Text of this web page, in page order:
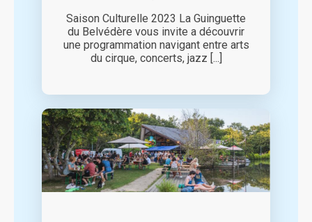
Saison Culturelle 2023 La Guinguette
du Belvédère vous invite a découvrir
une programmation navigant entre arts
du cirque, concerts, jazz [...]